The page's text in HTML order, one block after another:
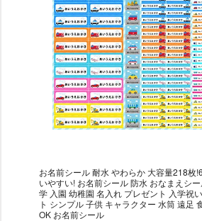
お名前シール 耐水 やわらか 大容量218枚
いやすい! お名前シール 防水 おなまえシ
学 入園 幼稚園 名入れ プレゼント 入学祝
ト シンプル 子供 キャラクター 水筒 遠足
OK お名前シール